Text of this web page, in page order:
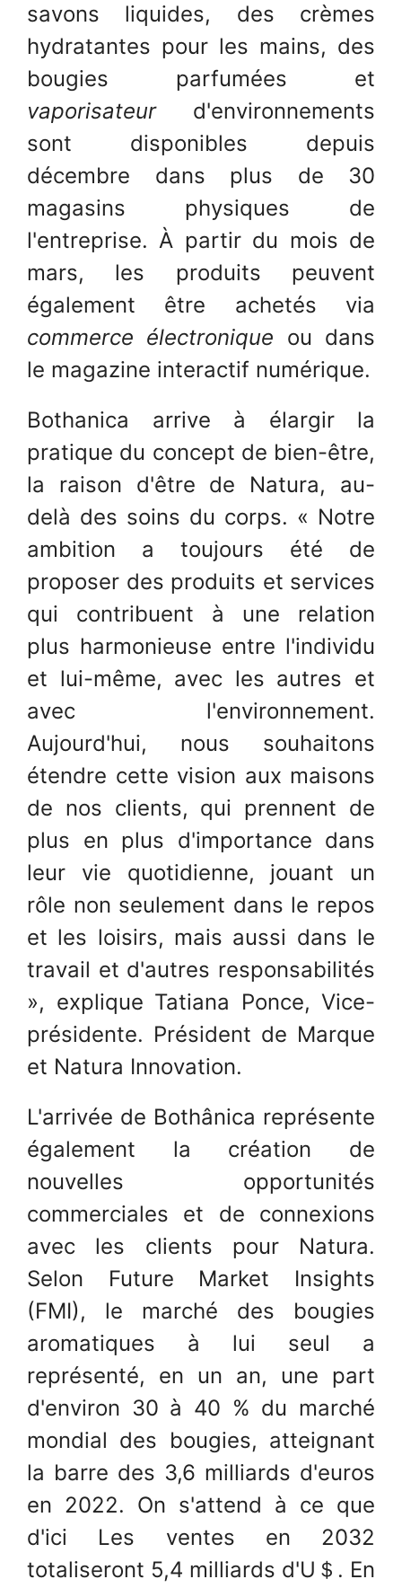
savons liquides, des crèmes
hydratantes pour les mains, des
bougies parfumées et
vaporisateurd'environnements
sont disponibles depuis
décembre dans plus de 30
magasins physiques de
l'entreprise. À partir du mois de
mars, les produits peuvent
également être achetés via
commerce électronique ou dans
le magazine interactif numérique.
Bothanica arrive à élargir la
pratique du concept de bien-être,
la raison d'être de Natura, au-
delà des soins du corps. « Notre
ambition a toujours été de
proposer des produits et services
qui contribuent à une relation
plus harmonieuse entre l'individu
et lui-même, avec les autres et
avec l'environnement.
Aujourd'hui, nous souhaitons
étendre cette vision aux maisons
de nos clients, qui prennent de
plus en plus d'importance dans
leur vie quotidienne, jouant un
rôle non seulement dans le repos
et les loisirs, mais aussi dans le
travail et d'autres responsabilités
», explique Tatiana Ponce, Vice-
présidente. Président de Marque
et Natura Innovation.
L'arrivée de Bothânica représente
également la création de
nouvelles opportunités
commerciales et de connexions
avec les clients pour Natura.
Selon Future Market Insights
(FMI), le marché des bougies
aromatiques à lui seul a
représenté, en un an, une part
d'environ 30 à 40 % du marché
mondial des bougies, atteignant
la barre des 3,6 milliards d'euros
en 2022. On s'attend à ce que
d'ici Les ventes en 2032
totaliseront 5,4 milliards d'U＄. En